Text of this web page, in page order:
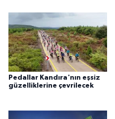
Pedallar Kandıra'nın eşsiz
güzelliklerine çevrilecek